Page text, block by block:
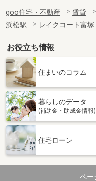
goo住宅・不動産 賃貸
浜松駅
レイクコート富塚
お役立ち情報
住まいのコラム
暮らしのデータ
(補助金・助成金情報)
住宅ローン
ペー